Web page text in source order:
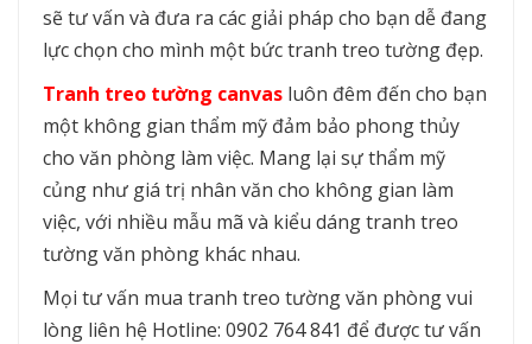
sẽ tư vấn và đưa ra các giải pháp cho bạn dễ đang
lực chọn cho mình một bức tranh treo tường đẹp.
Tranh treo tường canvas luôn đêm đến cho bạn
một không gian thẩm mỹ đảm bảo phong thủy
cho văn phòng làm việc. Mang lại sự thẩm mỹ
củng như giá trị nhân văn cho không gian làm
việc, với nhiều mẫu mã và kiểu dáng tranh treo
tường văn phòng khác nhau.
Mọi tư vấn mua tranh treo tường văn phòng vui
lòng liên hệ Hotline: 0902 764 841 để được tư vấn